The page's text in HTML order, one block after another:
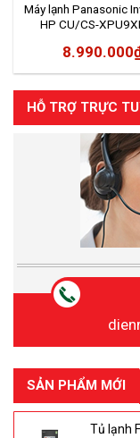
HỖ TRỢ TRỰC
SẢN PHẨM MỚI
Tủ lạnh
Máy lạnh Panasonic
HP CU/CS-
8.990.000